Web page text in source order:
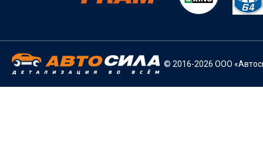
© 2016-2026 ООО